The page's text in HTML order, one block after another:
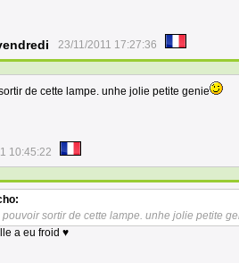
23/11/2011 17:27:36
de cette lampe. unhe jolie petite genie
10:45:22
sortir de cette lampe. unhe jolie petite
a eu froid ♥